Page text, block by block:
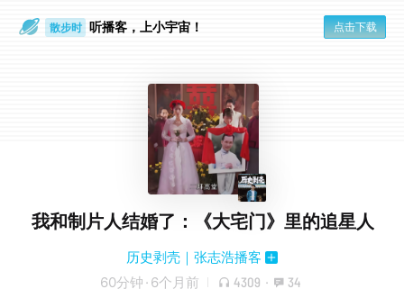
散步时 听播客，上小宇宙！ 点击下载
我和制片人结婚了：《大宅门》里的追星人
历史剥壳｜张志浩播客
60分钟 · 6个月前 4309 · 34